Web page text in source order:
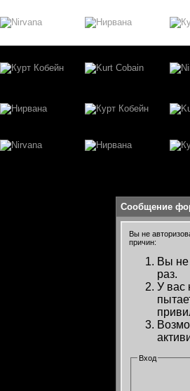
Сообщение
Вы не
причин:
Вы не
раз.
У вас
Вход